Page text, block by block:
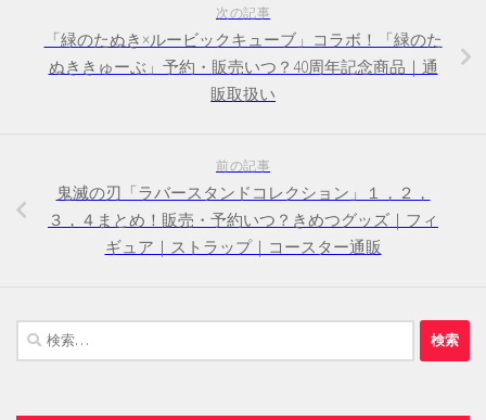
次の記事
「緑のたぬき×ルービックキューブ」コラボ！「緑のた
ぬききゅーぶ」予約・販売いつ？40周年記念商品｜通
販取扱い
前の記事
鬼滅の刃「ラバースタンドコレクション」１，２，
３，４まとめ！販売・予約いつ？きめつグッズ｜フィ
ギュア｜ストラップ｜コースター通販
検
索: